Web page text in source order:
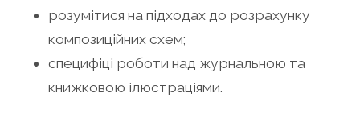
розумітися на підходах до розрахунку
композиційних схем;
специфіці роботи над журнальною та
книжковою ілюстраціями.